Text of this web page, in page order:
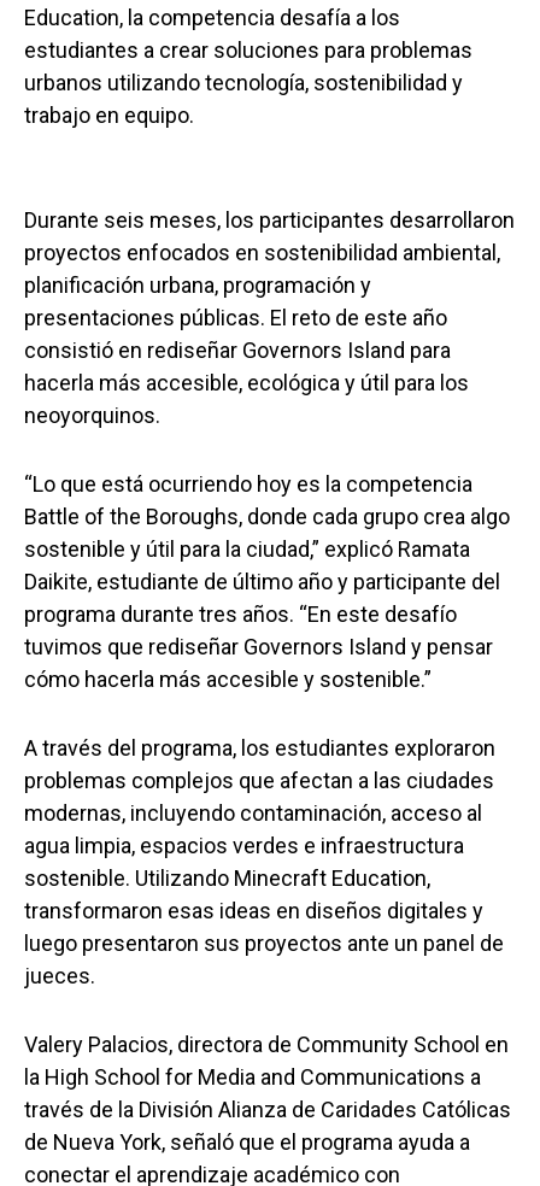
Education, la competencia desafía a los
estudiantes a crear soluciones para problemas
urbanos utilizando tecnología, sostenibilidad y
trabajo en equipo.
Durante seis meses, los participantes desarrollaron
proyectos enfocados en sostenibilidad ambiental,
planificación urbana, programación y
presentaciones públicas. El reto de este año
consistió en rediseñar Governors Island para
hacerla más accesible, ecológica y útil para los
neoyorquinos.
“Lo que está ocurriendo hoy es la competencia
Battle of the Boroughs, donde cada grupo crea algo
sostenible y útil para la ciudad,” explicó Ramata
Daikite, estudiante de último año y participante del
programa durante tres años. “En este desafío
tuvimos que rediseñar Governors Island y pensar
cómo hacerla más accesible y sostenible.”
A través del programa, los estudiantes exploraron
problemas complejos que afectan a las ciudades
modernas, incluyendo contaminación, acceso al
agua limpia, espacios verdes e infraestructura
sostenible. Utilizando Minecraft Education,
transformaron esas ideas en diseños digitales y
luego presentaron sus proyectos ante un panel de
jueces.
Valery Palacios, directora de Community School en
la High School for Media and Communications a
través de la División Alianza de Caridades Católicas
de Nueva York, señaló que el programa ayuda a
conectar el aprendizaje académico con